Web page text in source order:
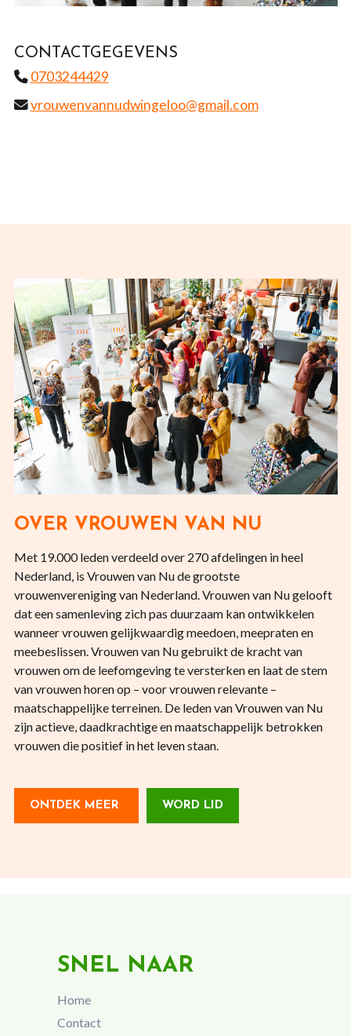
CONTACTGEGEVENS
0703244429
vrouwenvannudwingeloo@gmail.com
OVER VROUWEN VAN NU
Met 19.000 leden verdeeld over 270 afdelingen in heel
Nederland, is Vrouwen van Nu de grootste
vrouwenvereniging van Nederland. Vrouwen van Nu gelooft
dat een samenleving zich pas duurzaam kan ontwikkelen
wanneer vrouwen gelijkwaardig meedoen, meepraten en
meebeslissen. Vrouwen van Nu gebruikt de kracht van
vrouwen om de leefomgeving te versterken en laat de stem
van vrouwen horen op – voor vrouwen relevante –
maatschappelijke terreinen. De leden van Vrouwen van Nu
zijn actieve, daadkrachtige en maatschappelijk betrokken
vrouwen die positief in het leven staan.
ONTDEK MEER WORD LID
SNEL NAAR
Home
Contact